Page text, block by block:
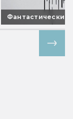
Фантастические